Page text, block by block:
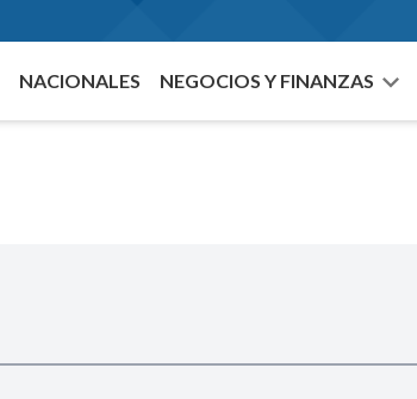
NACIONALES NEGOCIOS Y FINANZAS